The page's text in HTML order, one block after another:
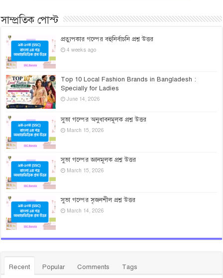
সাম্প্রতিক পোস্ট
প্রত্যুপকার গল্পের বহুনির্বাচনি প্রশ্ন উত্তর
4 weeks ago
Top 10 Local Fashion Brands in Bangladesh :
Specially for Ladies
June 14, 2026
সুভা গল্পের অনুধাবনমূলক প্রশ্ন উত্তর
March 15, 2026
সুভা গল্পের জ্ঞানমূলক প্রশ্ন উত্তর
March 15, 2026
সুভা গল্পের সৃজনশীল প্রশ্ন উত্তর
March 14, 2026
Recent Popular Comments Tags